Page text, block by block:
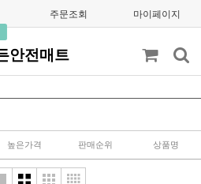
주문조회 마이페이지
안전매트
높은가격 판매순위 상품명